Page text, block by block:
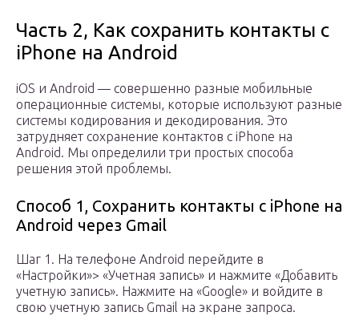
Часть 2, Как сохранить контакты с
iPhone на Android
iOS и Android — совершенно разные мобильные
операционные системы, которые используют разные
системы кодирования и декодирования. Это
затрудняет сохранение контактов с iPhone на
Android. Мы определили три простых способа
решения этой проблемы.
Способ 1, Сохранить контакты с iPhone на
Android через Gmail
Шаг 1. На телефоне Android перейдите в
«Настройки»> «Учетная запись» и нажмите «Добавить
учетную запись». Нажмите на «Google» и войдите в
свою учетную запись Gmail на экране запроса.